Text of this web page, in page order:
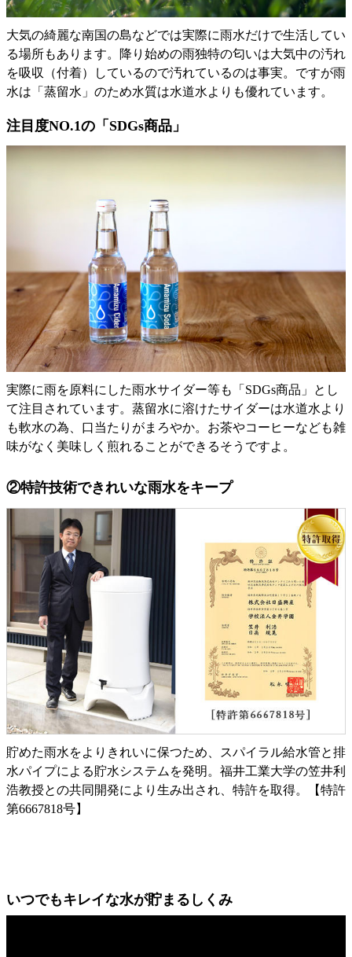
大気の綺麗な南国の島などでは実際に雨水だけで生活してい
る場所もあります。降り始めの雨独特の匂いは大気中の汚れ
を吸収（付着）しているので汚れているのは事実。ですが雨
水は「蒸留水」のため水質は水道水よりも優れています。
注目度NO.1の「SDGs商品」
実際に雨を原料にした雨水サイダー等も「SDGs商品」とし
て注目されています。蒸留水に溶けたサイダーは水道水より
も軟水の為、口当たりがまろやか。お茶やコーヒーなども雑
味がなく美味しく煎れることができるそうですよ。
②特許技術できれいな雨水をキープ
貯めた雨水をよりきれいに保つため、スパイラル給水管と排
水パイプによる貯水システムを発明。福井工業大学の笠井利
浩教授との共同開発により生み出され、特許を取得。【特許
第6667818号】
いつでもキレイな水が貯まるしくみ